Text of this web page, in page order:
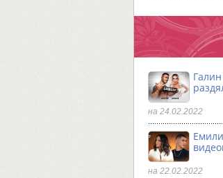
на 24.02.2022
на 22.02.2022